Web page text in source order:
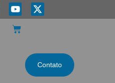
Contato